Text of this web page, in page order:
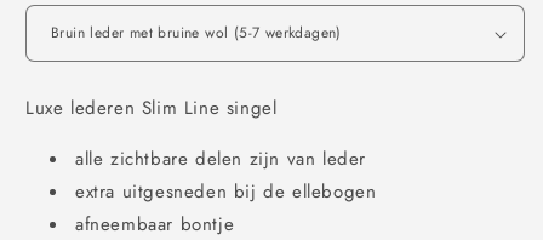
Luxe lederen Slim Line singel
alle zichtbare delen zijn van leder
extra uitgesneden bij de ellebogen
afneembaar bontje